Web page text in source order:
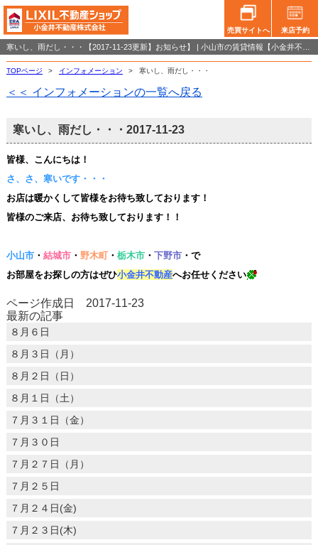
売買サイトへ 来店予約
TOPページ > インフォメーション > 寒いし、雨だし・・・
＜＜ インフォメーションの一覧へ戻る
寒いし、雨だし・・・ 2017-11-23
皆様、こんにちは！
さ、さ、寒いです・・・
お店は暖かくして皆様をお待ち致しております！
皆様のご来店、お待ち致しております！！
小山市・ 結城市・ 野木町・ 栃木市・ 下野市・で
お部屋をお探しの方はぜひ小金井不動産へお任せく ださ い
ページ作成日 2017-11-23
最新の記事
８月６日
８月３日（月）
８月２日（日）
８月１日（土）
７月３１日（金）
７月３０日
７月２７日（月）
７月２５日
７月２４日(金)
７月２３日(木)